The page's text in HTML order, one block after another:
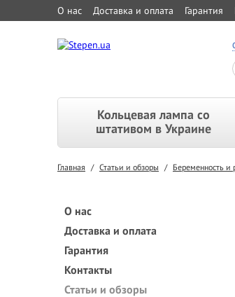
О нас Доставка и оплата Гарантия
Кольцевая лампа со
штативом в Украине
Главная / Статьи и обзоры / Беременность и
О нас
Доставка и оплата
Гарантия
Контакты
Статьи и обзоры